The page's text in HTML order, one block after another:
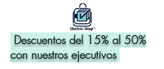
Descuentos del 15% al 50%
con nuestros ejecutivos